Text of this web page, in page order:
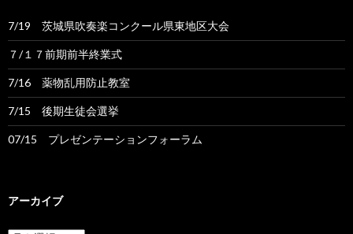
7/19 茨城県吹奏楽コンクール県東地区大会
７/１７前期前半終業式
7/16 薬物乱用防止教室
7/15 後期生徒会選挙
07/15 プレゼンテーションフォーラム
アーカイブ